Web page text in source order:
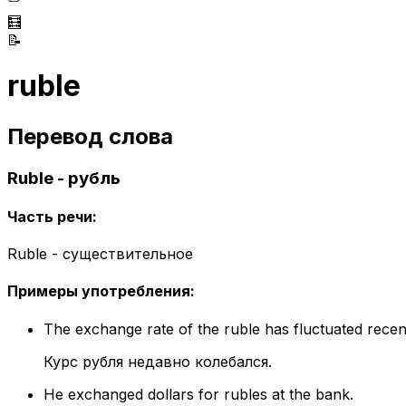
🧮
📝
ruble
Перевод слова
Ruble - рубль
Часть речи:
Ruble - существительное
Примеры употребления:
The exchange rate of the ruble has fluctuated
Курс рубля недавно колебался.
He exchanged dollars for rubles at the bank.